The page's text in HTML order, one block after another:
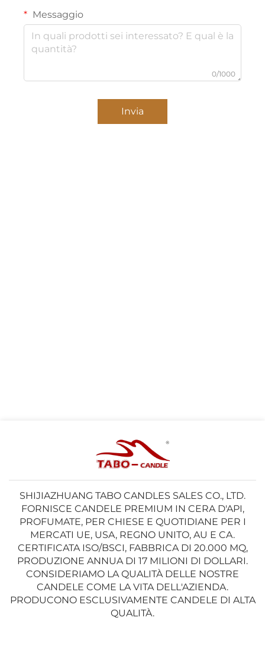
Messaggio
0/1000
Invia
SHIJIAZHUANG TABO CANDLES SALES CO., LTD.
FORNISCE CANDELE PREMIUM IN CERA D'API,
PROFUMATE, PER CHIESE E QUOTIDIANE PER I
MERCATI UE, USA, REGNO UNITO, AU E CA.
CERTIFICATA ISO/BSCI, FABBRICA DI 20.000 MQ,
PRODUZIONE ANNUA DI 17 MILIONI DI DOLLARI.
CONSIDERIAMO LA QUALITÀ DELLE NOSTRE
CANDELE COME LA VITA DELL'AZIENDA.
PRODUCONO ESCLUSIVAMENTE CANDELE DI ALTA
QUALITÀ.